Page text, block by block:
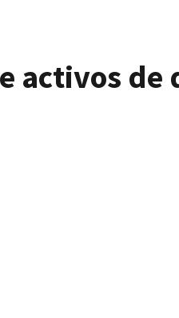
activos de